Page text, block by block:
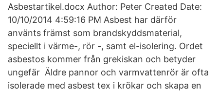
Asbestartikel.docx Author: Peter Created Date:
10/10/2014 4:59:16 PM Asbest har därför
använts främst som brandskyddsmaterial,
speciellt i värme-, rör -, samt el-isolering. Ordet
asbestos kommer från grekiskan och betyder
ungefär Äldre pannor och varmvattenrör är ofta
isolerade med asbest tex i krökar och skapa en